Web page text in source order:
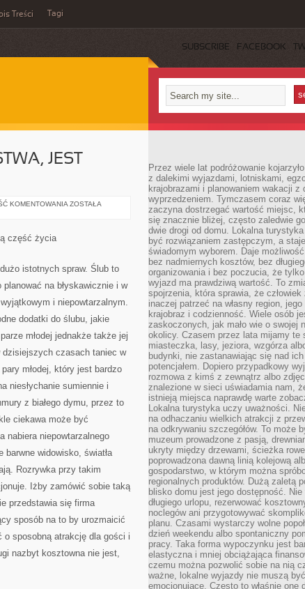
Treści Tagi
SUBSCRIBE FACEBOOK
JEST
KOMENTOWANIA PLANUJĄC
ZOSTAŁA
część życia
istotnych spraw. Ślub to
na błyskawicznie i w
i niepowtarzalnym.
dodatki do ślubu, jakie
młodej jednakże także jej
czasach taniec w
młodej, który jest bardzo
niesłychanie sumiennie i
z białego dymu, przez to
ciekawa może być
nabiera niepowtarzalnego
widowisko, światła
Rozrywka przy takim
Iżby zamówić sobie taką
przedstawia się firma
sposób na to by urozmaicić
o sposobną atrakcję dla gości i
nazbyt kosztowna nie jest,
Przez wiele lat podróżowanie
z dalekimi wyjazdami, lotniskami,
krajobrazami i planowaniem wakacji z
wyprzedzeniem. Tymczasem coraz
zaczyna dostrzegać wartość miejsc,
się znacznie bliżej, często zaledwie
dwie drogi od domu. Lokalna
być rozwiązaniem zastępczym, a
świadomym wyborem. Daje
bez nadmiernych kosztów, bez
organizowania i bez poczucia, że
wyjazd ma prawdziwą wartość. To
spojrzenia, która sprawia, że
inaczej patrzeć na własny region, jego
krajobraz i codzienność. Wiele osób
zaskoczonych, jak mało wie o swojej
okolicy. Czasem przez lata mijamy te
miasteczka, lasy, jeziora, wzgórza
budynki, nie zastanawiając się nad
potencjałem. Dopiero przypadkowy
rozmowa z kimś z zewnątrz albo
znalezione w sieci uświadamia nam,
istnieją miejsca naprawdę warte
Lokalna turystyka uczy uważności.
na odhaczaniu wielkich atrakcji z
na odkrywaniu szczegółów. To może
muzeum prowadzone z pasją,
ukryty między drzewami, ścieżka
poprowadzona dawną linią kolejową
gospodarstwo, w którym można
regionalnych produktów. Dużą zaletą
blisko domu jest jego dostępność. Nie
długiego urlopu, rezerwować
noclegów ani przygotowywać
planu. Czasami wystarczy wolne
dzień weekendu albo spontaniczny
pracy. Taka forma wypoczynku jest
elastyczna i mniej obciążająca
czemu można pozwolić sobie na nią
ważne, lokalne wyjazdy nie muszą
emocjonujące. Często to właśnie one